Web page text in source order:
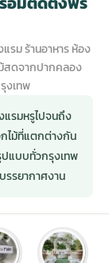
รม ร้านอาหาร ห้อง
สดจากปากคลอง
งเทพ
รมหรูไปจนถึง
ไม้ที่แตกต่างกัน
แบบทั่วกรุงเทพ
รรยากาศงาน